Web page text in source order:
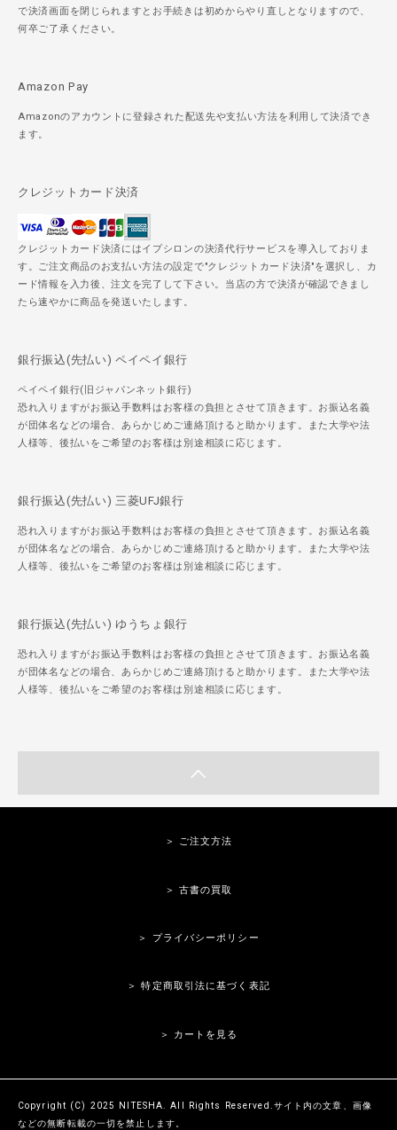
で決済画面を閉じられますとお手続きは初めからやり直しとなりますので、
何卒ご了承ください。
Amazon Pay
Amazonのアカウントに登録された配送先や支払い方法を利用して決済でき
ます。
クレジットカード決済
クレジットカード決済にはイプシロンの決済代行サービスを導入しておりま
す。ご注文商品のお支払い方法の設定で"クレジットカード決済"を選択し、カ
ード情報を入力後、注文を完了して下さい。当店の方で決済が確認できまし
たら速やかに商品を発送いたします。
銀行振込(先払い) ペイペイ銀行
ペイペイ銀行(旧ジャパンネット銀行)
恐れ入りますがお振込手数料はお客様の負担とさせて頂きます。お振込名義
が団体名などの場合、あらかじめご連絡頂けると助かります。また大学や法
人様等、後払いをご希望のお客様は別途相談に応じます。
銀行振込(先払い) 三菱UFJ銀行
恐れ入りますがお振込手数料はお客様の負担とさせて頂きます。お振込名義
が団体名などの場合、あらかじめご連絡頂けると助かります。また大学や法
人様等、後払いをご希望のお客様は別途相談に応じます。
銀行振込(先払い) ゆうちょ銀行
恐れ入りますがお振込手数料はお客様の負担とさせて頂きます。お振込名義
が団体名などの場合、あらかじめご連絡頂けると助かります。また大学や法
人様等、後払いをご希望のお客様は別途相談に応じます。
＞ ご注文方法
＞ 古書の買取
＞ プライバシーポリシー
＞ 特定商取引法に基づく表記
＞ カートを見る
Copyright (C) 2025 NITESHA. All Rights Reserved.サイト内の文章、画像
などの無断転載の一切を禁止します。